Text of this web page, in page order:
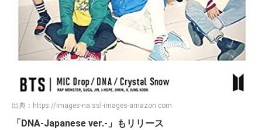
出典： https://images-na.ssl-images-amazon.com
「DNA-Japanese ver.-」もリリース